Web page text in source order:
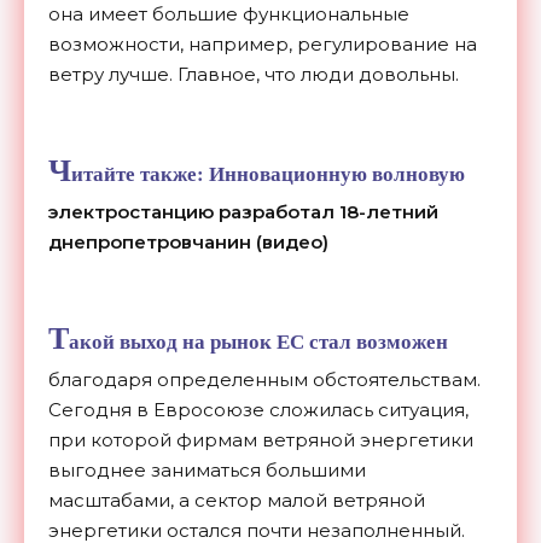
она имеет большие функциональные
возможности, например, регулирование на
ветру лучше. Главное, что люди довольны.
Читайте также: Инновационную волновую
электростанцию разработал 18-летний
днепропетровчанин (видео)
Такой выход на рынок ЕС стал возможен
благодаря определенным обстоятельствам.
Сегодня в Евросоюзе сложилась ситуация,
при которой фирмам ветряной энергетики
выгоднее заниматься большими
масштабами, а сектор малой ветряной
энергетики остался почти незаполненный.